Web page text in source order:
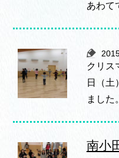
あわて
クリス
日（土
ました
南小